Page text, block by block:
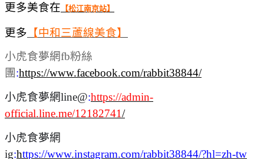
更多美食在 【松江南京站】
更多 【中和三蘆線美食】
小虎食夢網fb粉絲
團 :https://www.facebook.com/rabbit38844/
小虎食夢網line@:https://admin-
official.line.me/12182741/
小虎食夢網
ig:https://www.instagram.com/rabbit38844/?hl=zh-tw